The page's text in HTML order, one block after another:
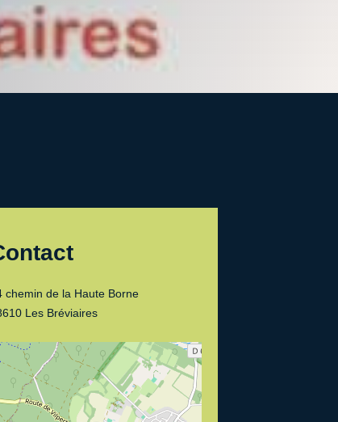
chemin de la Haute Borne
Les Bréviaires